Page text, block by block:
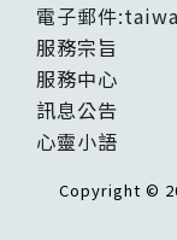
電子郵件:
服務宗旨
服務中心
訊息公告
心靈小語
Copyright ©